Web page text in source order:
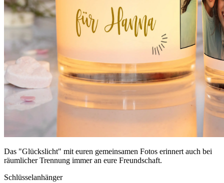
Das "Glückslicht" mit euren gemeinsamen Fotos erinnert auch bei
räumlicher Trennung immer an eure Freundschaft.
Schlüsselanhänger